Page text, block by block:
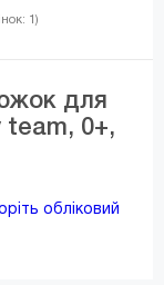
1)
для
team, 0+,
обліковий